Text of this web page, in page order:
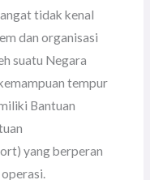
tidak kenal
dan organisasi
suatu Negara
tempur
Bantuan
yang berperan